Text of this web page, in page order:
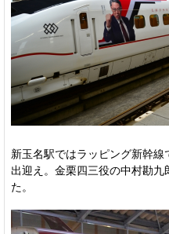
新玉名駅ではラッピング新幹
出迎え。金栗四三役の中村勘
た。